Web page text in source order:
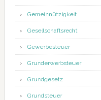
Gemeinnützigkeit
Gesellschaftsrecht
Gewerbesteuer
Grunderwerbsteuer
Grundgesetz
Grundsteuer